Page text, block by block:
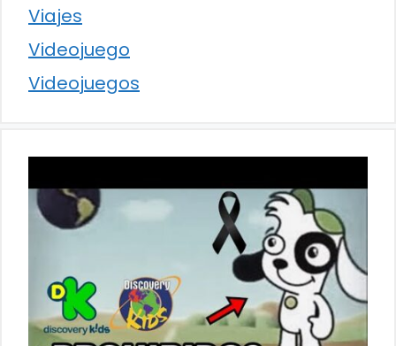
Viajes
Videojuego
Videojuegos